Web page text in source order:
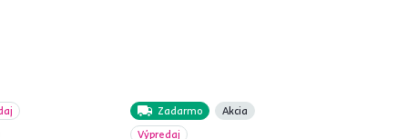
Zadarmo
Akcia
Výpredaj